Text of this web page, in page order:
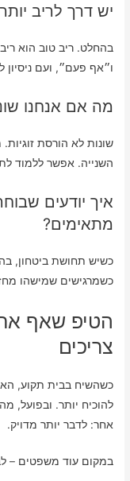
יש דרך לריב
בהחלט. ריב טוב הוא
ו״אף פעם״, ועם
מה אם אנחנו
שונות לא הורסת
השנייה. אפשר ללמוד
איך יודעים
מתאימים?
כשיש תחושת ביטחון,
כשמרגישים שמישהו
הטיפ שאף
צריכים
כשהשיח בבית תקוע,
להוכיח יותר. ובפועל,
אחר: לדבר יותר מדויק.
במקום עוד משפטים –